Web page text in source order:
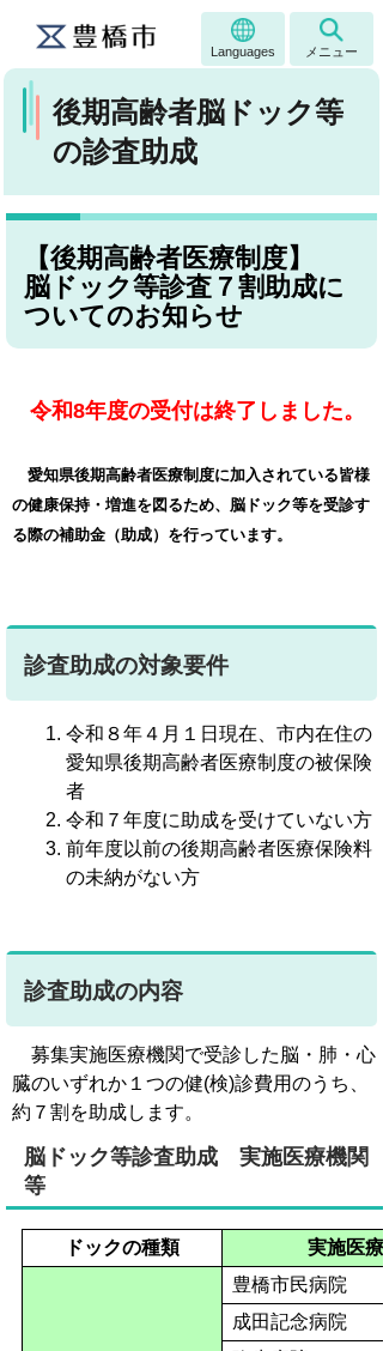
Languages メニュー
後期高齢者脳ドック等
の診査助成
【後期高齢者医療制度】
脳ドック等診査７割助成に
ついてのお知らせ
令和8年度の受付は終了しました。
愛知県後期高齢者医療制度に加入されている皆様
の健康保持・増進を図るため、脳ドック等を受診す
る際の補助金（助成）を行っています。
診査助成の対象要件
令和８年４月１日現在、市内在住の
愛知県後期高齢者医療制度の被保険
者
令和７年度に助成を受けていない方
前年度以前の後期高齢者医療保険料
の未納がない方
診査助成の内容
募集実施医療機関で受診した脳・肺・心
臓のいずれか１つの健(検)診費用のうち、
約７割を助成します。
脳ドック等診査助成 実施医療機関
等
ドックの種類 実施医療
豊橋市民病院
成田記念病院